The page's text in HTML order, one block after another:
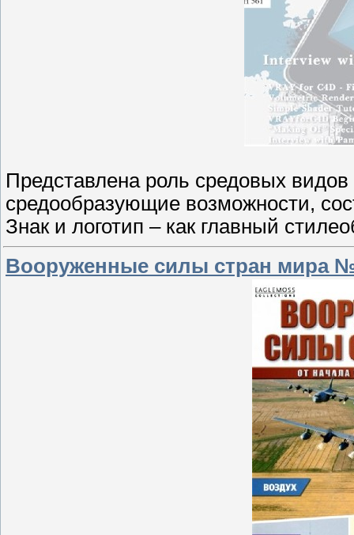
Представлена роль средовых видов
средообразующие возможности,
Знак и логотип – как главный
Вооруженные силы стран мира